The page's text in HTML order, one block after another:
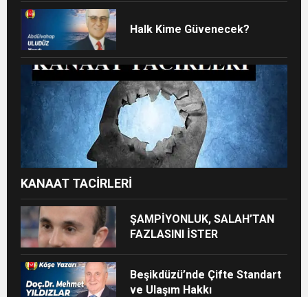
Halk Kime Güvenecek?
KANAAT TACİRLERİ
ŞAMPİYONLUK, SALAH’TAN
FAZLASINI İSTER
Beşikdüzü’nde Çifte Standart
ve Ulaşım Hakkı